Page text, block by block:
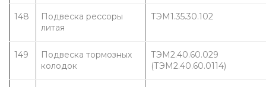
148
Подвеска рессоры
литая
ТЭМ1.35.30.102
149
Подвеска тормозных
колодок
ТЭМ2.40.60.029
(ТЭМ2.40.60.0114)